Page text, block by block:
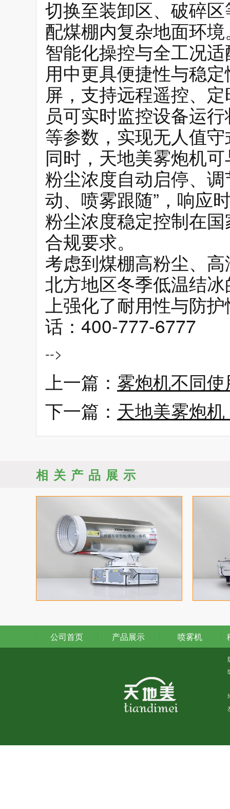
切换至装卸区、破碎
配煤棚内复杂地面环
智能化操控与全工况
用中更具便捷性与稳
屏，支持远程遥控、
员可实时监控设备运
等参数，实现无人值
同时，天地美雾炮机
粉尘浓度自动启停、
动、喷雾跟随”，响应
粉尘浓度稳定控制在
合规要求。
考虑到煤棚高粉尘、
北方地区冬季低温结
上强化了耐用性与防
话：400-777-6777
-->
上一篇： 雾炮机不同
下一篇： 天地美雾炮
相关产品展示
公司首页 产品展示 喷雾机